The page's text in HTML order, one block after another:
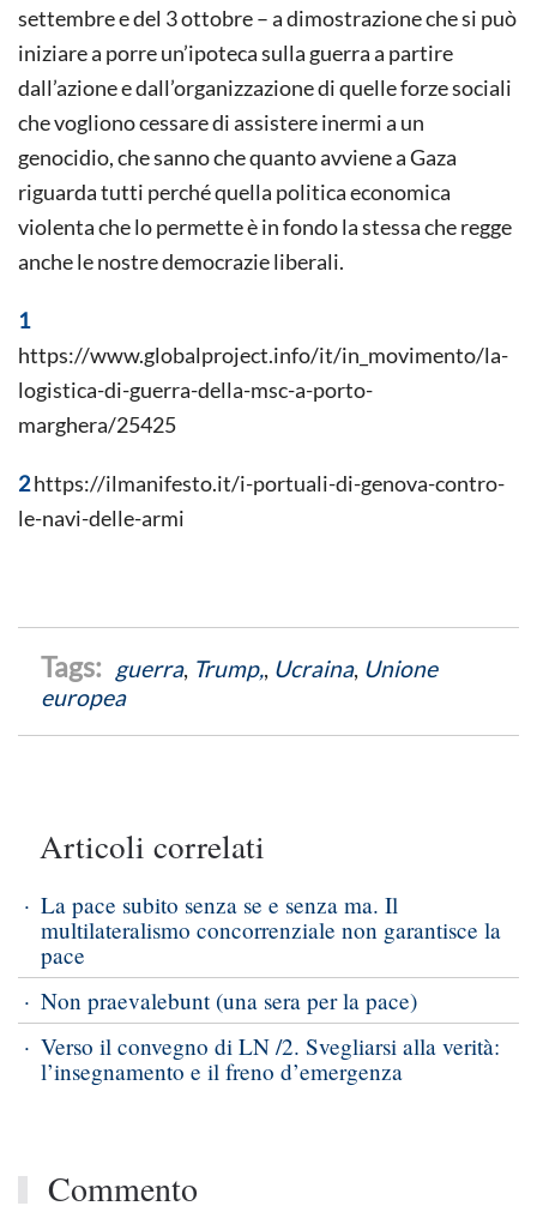
settembre e del 3 ottobre – a dimostrazione che si può
iniziare a porre un’ipoteca sulla guerra a partire
dall’azione e dall’organizzazione di quelle forze sociali
che vogliono cessare di assistere inermi a un
genocidio, che sanno che quanto avviene a Gaza
riguarda tutti perché quella politica economica
violenta che lo permette è in fondo la stessa che regge
anche le nostre democrazie liberali.
1
https://www.globalproject.info/it/in_movimento/la-
logistica-di-guerra-della-msc-a-porto-
marghera/25425
2https://ilmanifesto.it/i-portuali-di-genova-contro-
le-navi-delle-armi
guerra, Trump,, Ucraina, Unione
europea
Articoli correlati
La pace subito senza se e senza ma. Il
multilateralismo concorrenziale non garantisce la
pace
Non praevalebunt (una sera per la pace)
Verso il convegno di LN /2. Svegliarsi alla verità:
l’insegnamento e il freno d’emergenza
Commento